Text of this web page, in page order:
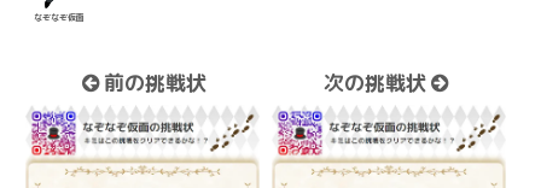
なぞなぞ仮面
前の挑戦状 次の挑戦状